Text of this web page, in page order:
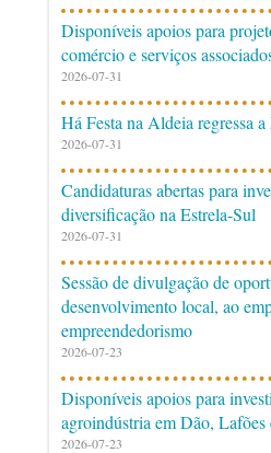
Disponíveis apoios para
comércio e serviços
2026-07-31
Há Festa na Aldeia regressa
2026-07-31
Candidaturas abertas para
diversificação na Estrela-Sul
2026-07-31
Sessão de divulgação de
desenvolvimento local, ao
empreendedorismo
2026-07-23
Disponíveis apoios para
agroindústria em Dão,
2026-07-23